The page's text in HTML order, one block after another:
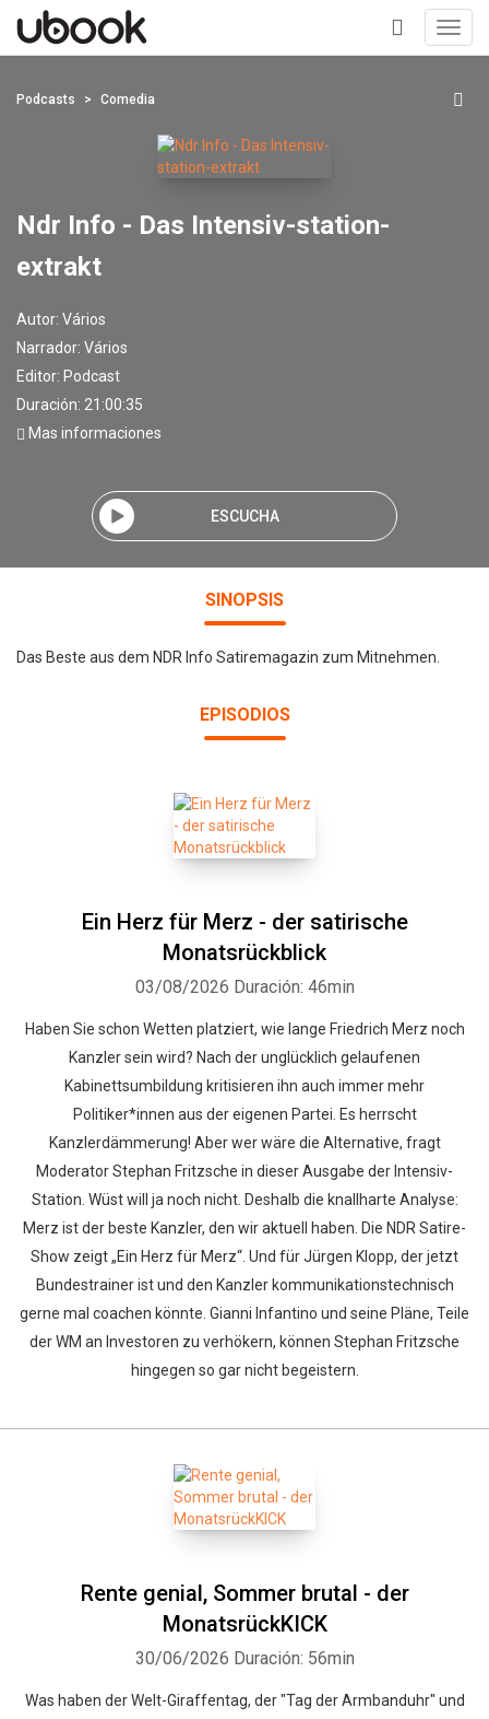
+
Podcasts Comedia
Ndr Info - Das Intensiv-station-
extrakt
Autor: Vários
Narrador: Vários
Editor: Podcast
Duración: 21:00:35
Mas informaciones
ESCUCHA
SINOPSIS
Das Beste aus dem NDR Info Satiremagazin zum Mitnehmen.
EPISODIOS
Ein Herz für Merz - der satirische
Monatsrückblick
03/08/2026 Duración: 46min
Haben Sie schon Wetten platziert, wie lange Friedrich Merz noch
Kanzler sein wird? Nach der unglücklich gelaufenen
Kabinettsumbildung kritisieren ihn auch immer mehr
Politiker*innen aus der eigenen Partei. Es herrscht
Kanzlerdämmerung! Aber wer wäre die Alternative, fragt
Moderator Stephan Fritzsche in dieser Ausgabe der Intensiv-
Station. Wüst will ja noch nicht. Deshalb die knallharte Analyse:
Merz ist der beste Kanzler, den wir aktuell haben. Die NDR Satire-
Show zeigt „Ein Herz für Merz“. Und für Jürgen Klopp, der jetzt
Bundestrainer ist und den Kanzler kommunikationstechnisch
gerne mal coachen könnte. Gianni Infantino und seine Pläne, Teile
der WM an Investoren zu verhökern, können Stephan Fritzsche
hingegen so gar nicht begeistern.
Rente genial, Sommer brutal - der
MonatsrückKICK
30/06/2026 Duración: 56min
Was haben der Welt-Giraffentag, der "Tag der Armbanduhr" und